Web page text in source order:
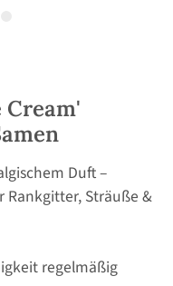
Duft –
Sträuße &
regelmäßig